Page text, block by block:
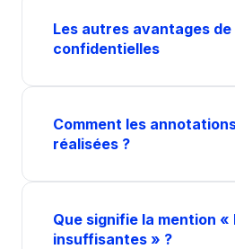
Les autres avantages
confidentielles
Comment les
réalisées ?
Que signifie la mention «
insuffisantes » ?